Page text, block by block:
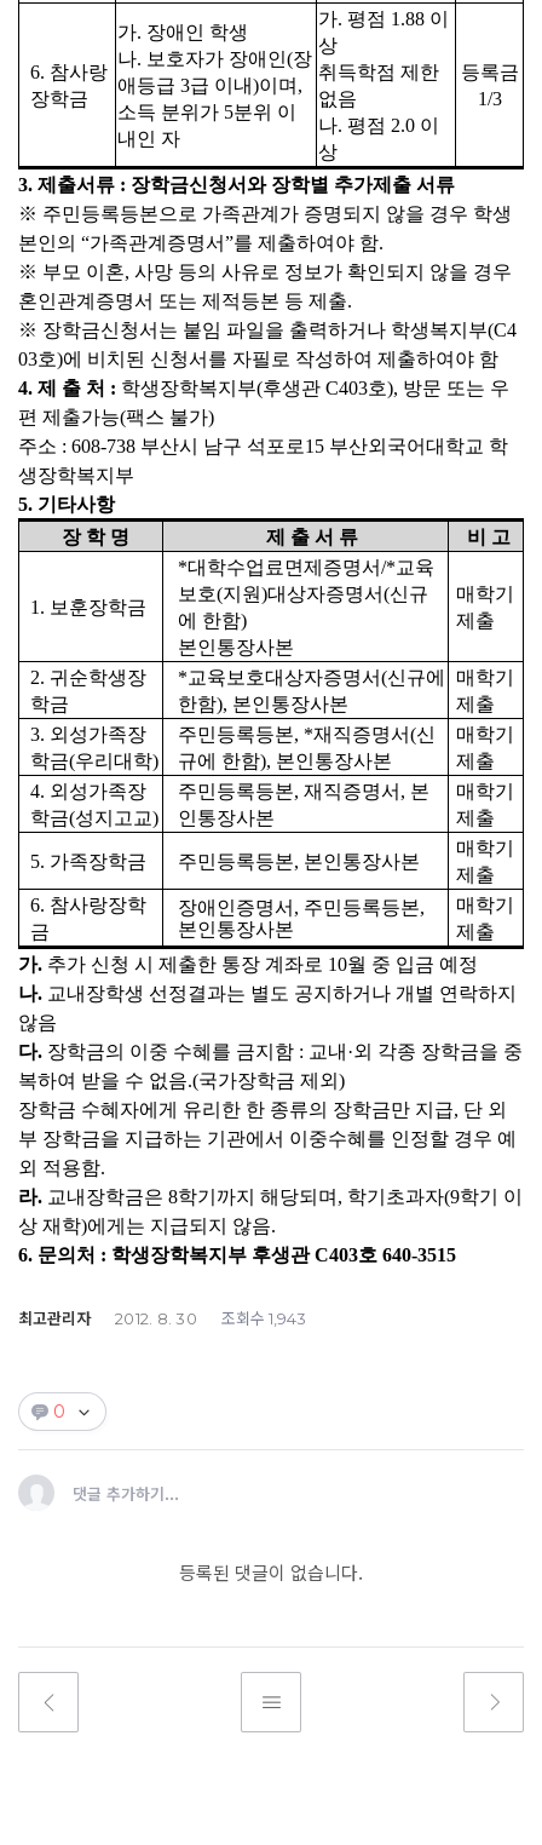
6. 참사랑
장학금
가. 장애인 학생
나. 보호자가 장애인(장
애등급 3급 이내)이며,
소득 분위가 5분위 이
내인 자
가. 평점 1.88 이
상
취득학점 제한
없음
나. 평점 2.0 이
상
등록금
1/3
3. 제출서류 : 장학금신청서와 장학별 추가제출 서류
※ 주민등록등본으로 가족관계가 증명되지 않을 경우 학생
본인의 “가족관계증명서”를 제출하여야 함.
※ 부모 이혼, 사망 등의 사유로 정보가 확인되지 않을 경우
혼인관계증명서 또는 제적등본 등 제출.
※ 장학금신청서는 붙임 파일을 출력하거나 학생복지부(C4
03호)에 비치된 신청서를 자필로 작성하여 제출하여야 함
4. 제 출 처 : 학생장학복지부(후생관 C403호), 방문 또는 우
편 제출가능(팩스 불가)
주소 : 608-738 부산시 남구 석포로15 부산외국어대학교 학
생장학복지부
5. 기타사항
장 학 명
제 출 서 류 비 고
1. 보훈장학금
*대학수업료면제증명서/*교육
보호(지원)대상자증명서(신규
에 한함)
본인통장사본
매학기
제출
2. 귀순학생장
학금
*교육보호대상자증명서(신규에
한함), 본인통장사본
매학기
제출
3. 외성가족장
학금(우리대학)
주민등록등본, *재직증명서(신
규에 한함), 본인통장사본
매학기
제출
4. 외성가족장
학금(성지고교)
주민등록등본, 재직증명서, 본
인통장사본
매학기
제출
5. 가족장학금 주민등록등본, 본인통장사본
매학기
제출
6. 참사랑장학
금
장애인증명서, 주민등록등본,
본인통장사본
매학기
제출
가. 추가 신청 시 제출한 통장 계좌로 10월 중 입금 예정
나. 교내장학생 선정결과는 별도 공지하거나 개별 연락하지
않음
다. 장학금의 이중 수혜를 금지함 : 교내·외 각종 장학금을 중
복하여 받을 수 없음.(국가장학금 제외)
장학금 수혜자에게 유리한 한 종류의 장학금만 지급, 단 외
부 장학금을 지급하는 기관에서 이중수혜를 인정할 경우 예
외 적용함.
라. 교내장학금은 8학기까지 해당되며, 학기초과자(9학기 이
상 재학)에게는 지급되지 않음.
6. 문의처 : 학생장학복지부 후생관 C403호 640-3515
최고관리자 2012. 8. 30 조회수 1,943
0
댓글 추가하기...
등록된 댓글이 없습니다.